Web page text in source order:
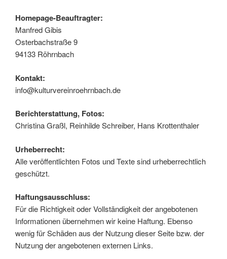
Home­page-Beauf­trag­ter:
Man­fred Gibis
Oster­bach­stra­ße 9
94133 Röhrn­bach
Kon­takt:
info@kulturvereinroehrnbach.de
Bericht­erstat­tung, Fotos:
Chris­ti­na Graßl, Rein­hil­de Schrei­ber, Hans Krottenthaler
Urhe­ber­recht:
Alle ver­öf­fent­lich­ten Fotos und Tex­te sind urhe­ber­recht­lich
geschützt.
Haf­tungs­aus­schluss:
Für die Rich­tig­keit oder Voll­stän­dig­keit der ange­bo­te­nen
Infor­ma­tio­nen über­neh­men wir kei­ne Haf­tung. Eben­so
wenig für Schä­den aus der Nut­zung die­ser Sei­te bzw. der
Nut­zung der ange­bo­te­nen exter­nen Links.